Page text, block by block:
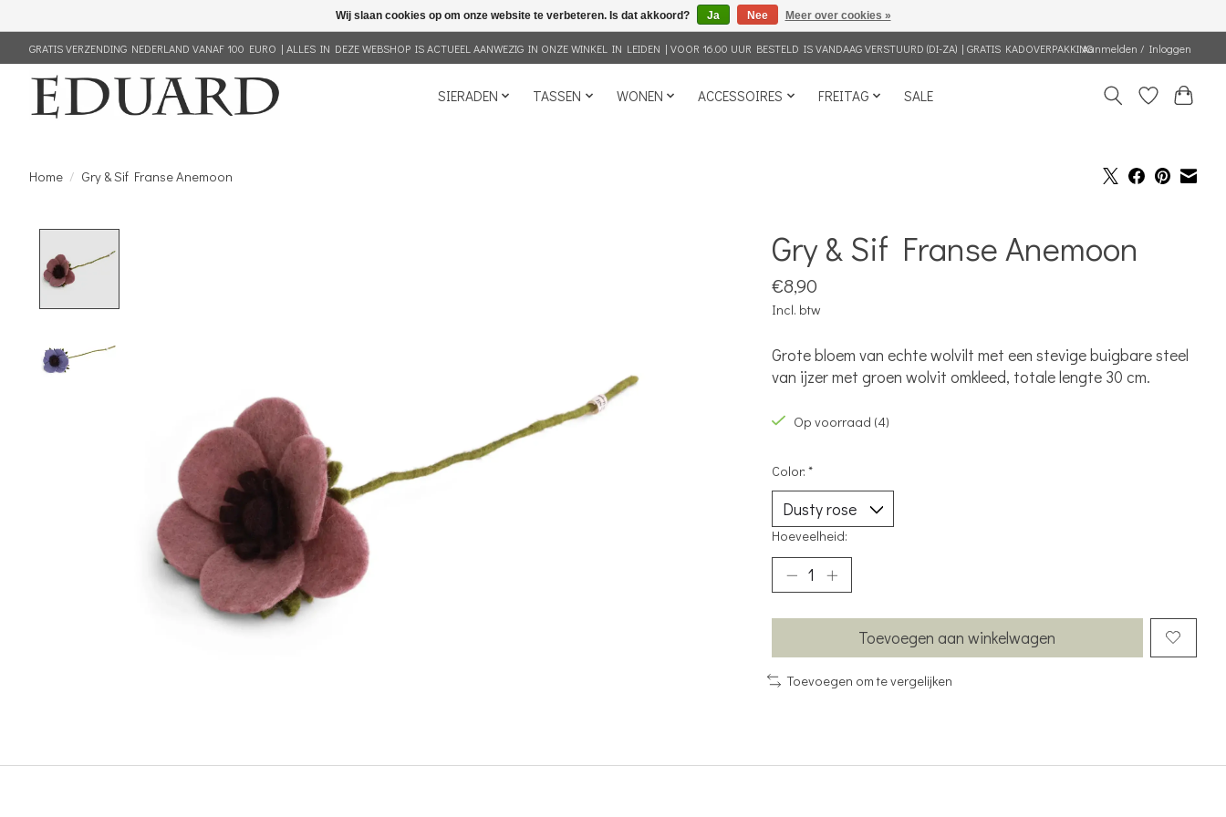
GRATIS VERZENDING NEDERLAND VANAF 100 EURO | ALLES IN DEZE WEBSHOP IS ACTUEEL AANWEZIG IN ONZE WINKEL IN LEIDEN | VOOR 16.00 UUR BESTELD IS VANDAAG VERSTUURD (DI-ZA) | GRATIS KADOVERPAKKINGAanmelden / Inloggen
SIERADEN TASSEN WONEN ACCESSOIRES FREITAG SALE
Home / Gry & Sif Franse Anemoon
Gry & Sif Franse Anemoon
€8,90
Incl. btw
Grote bloem van echte wolvilt met een stevige buigbare steel
van ijzer met groen wolvit omkleed, totale lengte 30 cm.
Op voorraad (4)
Color: *
Hoeveelheid:
Toevoegen aan winkelwagen
Toevoegen om te vergelijken
Wij slaan cookies op om onze website te verbeteren. Is dat akkoord? Ja Nee Meer over cookies »